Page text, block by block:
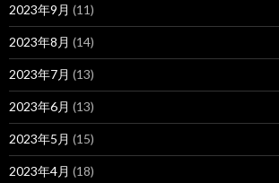
2023年9月 (11)
2023年8月 (14)
2023年7月 (13)
2023年6月 (13)
2023年5月 (15)
2023年4月 (18)